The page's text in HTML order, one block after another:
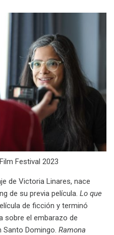
Festival 2023
de Victoria Linares, nace
de su previa película. Lo que
de ficción y terminó
sobre el embarazo de
Santo Domingo. Ramona